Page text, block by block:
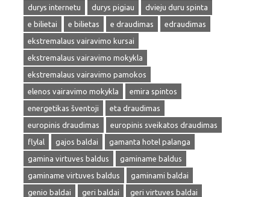
durys internetu
durys pigiau
dvieju duru spinta
e bilietai
e bilietas e draudimas
edraudimas
ekstremalaus vairavimo kursai
ekstremalaus vairavimo mokykla
ekstremalaus vairavimo pamokos
elenos vairavimo mokykla
emira spintos
energetikas šventoji
eta draudimas
europinis draudimas
europinis sveikatos draudimas
flylal
gajos baldai
gamanta hotel palanga
gamina virtuves baldus
gaminame baldus
gaminame virtuves baldus
gaminami baldai
genio baldai
geri baldai
geri virtuves baldai